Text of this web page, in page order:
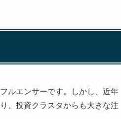
ルエンサーです。しかし、近年
、投資クラスタからも大きな注